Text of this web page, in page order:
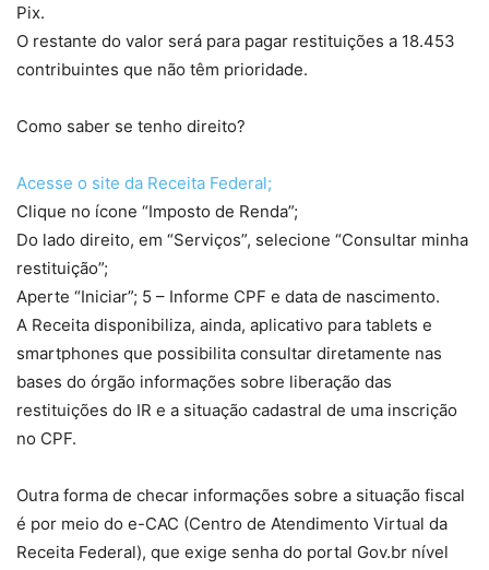
Pix.
O restante do valor será para pagar restituições a 18.453
contribuintes que não têm prioridade.
Como saber se tenho direito?
Acesse o site da Receita Federal;
Clique no ícone “Imposto de Renda”;
Do lado direito, em “Serviços”, selecione “Consultar minha
restituição”;
Aperte “Iniciar”; 5 – Informe CPF e data de nascimento.
A Receita disponibiliza, ainda, aplicativo para tablets e
smartphones que possibilita consultar diretamente nas
bases do órgão informações sobre liberação das
restituições do IR e a situação cadastral de uma inscrição
no CPF.
Outra forma de checar informações sobre a situação fiscal
é por meio do e-CAC (Centro de Atendimento Virtual da
Receita Federal), que exige senha do portal Gov.br nível